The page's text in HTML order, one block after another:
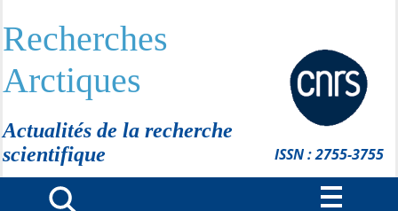
Recherches
Arctiques
Actualités de la recherche
scientifique
ISSN : 2755-3755